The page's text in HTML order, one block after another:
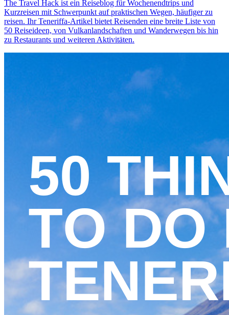
The Travel Hack ist ein Reiseblog für Wochenendtrips und
Kurzreisen mit Schwerpunkt auf praktischen Wegen, häufiger zu
reisen. Ihr Teneriffa-Artikel bietet Reisenden eine breite Liste von
50 Reiseideen, von Vulkanlandschaften und Wanderwegen bis hin
zu Restaurants und weiteren Aktivitäten.